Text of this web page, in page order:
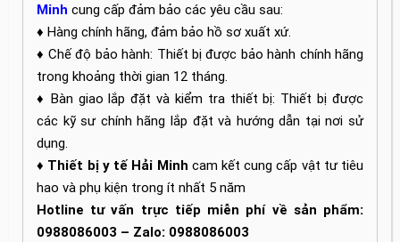
Minh cung cấp đảm bảo các yêu cầu sau:
♦ Hàng chính hãng, đảm bảo hồ sơ xuất xứ.
♦ Chế độ bảo hành: Thiết bị được bảo hành chính hãng
trong khoảng thời gian 12 tháng.
♦ Bàn giao lắp đặt và kiểm tra thiết bị: Thiết bị được
các kỹ sư chính hãng lắp đặt và hướng dẫn tại nơi sử
dụng.
♦ Thiết bị y tế Hải Minh cam kết cung cấp vật tư tiêu
hao và phụ kiện trong ít nhất 5 năm
Hotline tư vấn trực tiếp miễn phí về sản phẩm:
0988086003 – Zalo: 0988086003